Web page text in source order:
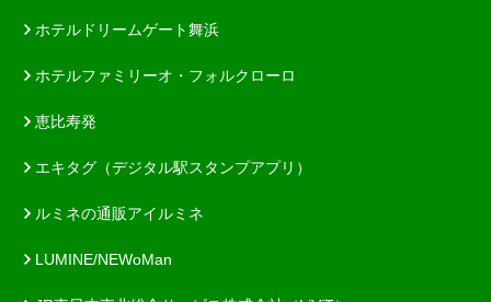
ホテルドリームゲート舞浜
ホテルファミリーオ・フォルクローロ
恵比寿発
エキタグ（デジタル駅スタンプアプリ）
ルミネの通販アイルミネ
LUMINE/NEWoMan